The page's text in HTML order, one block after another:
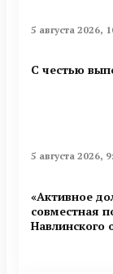
5 августа 2026,
С честью
5 августа 2026,
«Активное
совместная
Навлинского